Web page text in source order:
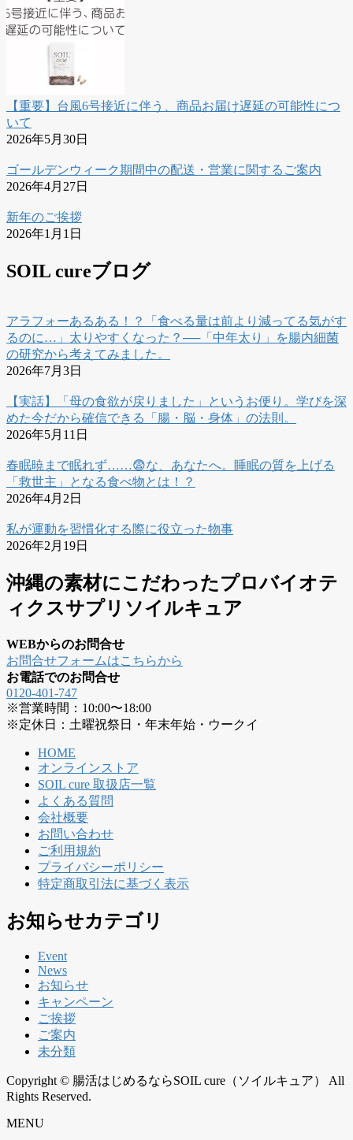
【重要】台風6号接近に伴う、商品お届け遅延の可能性につ
いて
2026年5月30日
ゴールデンウィーク期間中の配送・営業に関するご案内
2026年4月27日
新年のご挨拶
2026年1月1日
SOIL cureブログ
アラフォーあるある！？「食べる量は前より減ってる気がす
るのに…」太りやすくなった？──「中年太り」を腸内細菌
の研究から考えてみました。
2026年7月3日
【実話】「母の食欲が戻りました」というお便り。学びを深
めた今だから確信できる「腸・脳・身体」の法則。
2026年5月11日
春眠暁まで眠れず……😨な、あなたへ。睡眠の質を上げる
「救世主」となる食べ物とは！？
2026年4月2日
私が運動を習慣化する際に役立った物事
2026年2月19日
沖縄の素材にこだわったプロバイオテ
ィクスサプリソイルキュア
WEBからのお問合せ
お問合せフォームはこちらから
お電話でのお問合せ
0120-401-747
※営業時間：10:00〜18:00
※定休日：土曜祝祭日・年末年始・ウークイ
HOME
オンラインストア
SOIL cure 取扱店一覧
よくある質問
会社概要
お問い合わせ
ご利用規約
プライバシーポリシー
特定商取引法に基づく表示
お知らせカテゴリ
Event
News
お知らせ
キャンペーン
ご挨拶
ご案内
未分類
Copyright © 腸活はじめるならSOIL cure（ソイルキュア） All
Rights Reserved.
MENU